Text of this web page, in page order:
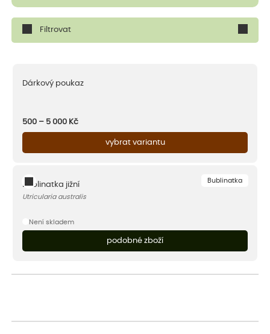
Filtrovat
Dárkový poukaz
500 – 5 000 Kč
vybrat variantu
Bublinatka
Bublinatka jižní
Utricularia australis
Není skladem
podobné zboží